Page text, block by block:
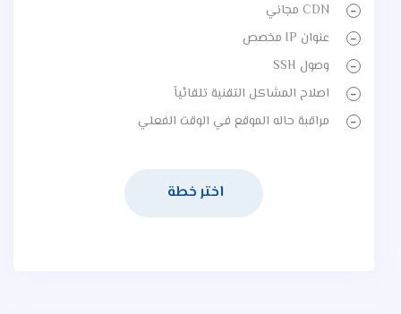
CDN مجاني
عنوان IP مخصص
وصول SSH
اصلاح المشاكل التقنية تلقائياً
مراقبة حاله الموقع في الوقت الفعلي
اختر خطة